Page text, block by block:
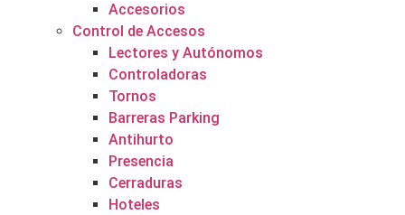
Accesorios
Control de Accesos
Lectores y Autónomos
Controladoras
Tornos
Barreras Parking
Antihurto
Presencia
Cerraduras
Hoteles